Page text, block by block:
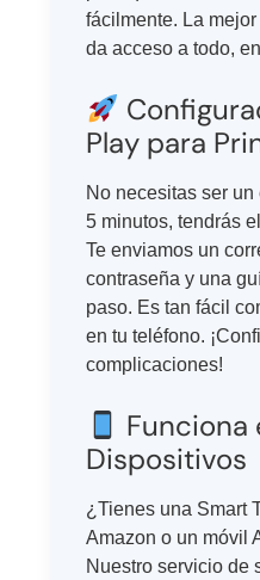
fácilmente. La
da acceso a todo,
Play para
No necesitas ser
5 minutos, tendrás
Te enviamos un
contraseña y una
paso. Es tan fácil
en tu teléfono.
complicaciones!
Funciona
Dispositivos
¿Tienes una Smart
Amazon o un móvil
Nuestro servicio de